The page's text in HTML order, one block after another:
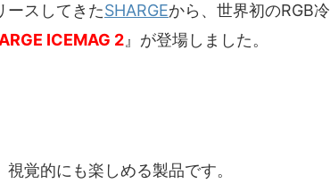
ースしてきたSHARGEから、世界初のRGB冷
ICEMAG 2』が登場しました。
覚的にも楽しめる製品です。